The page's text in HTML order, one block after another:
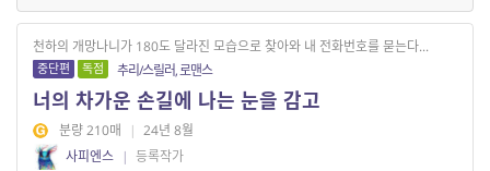
천하의 개망나니가 180도 달라진 모습으로 찾아와 내 전화번호를 묻는다...
중단편 독점 추리/스릴러, 로맨스
너의 차가운 손길에 나는 눈을 감고
분량 210매 | 24년 8월
사피엔스 | 등록작가